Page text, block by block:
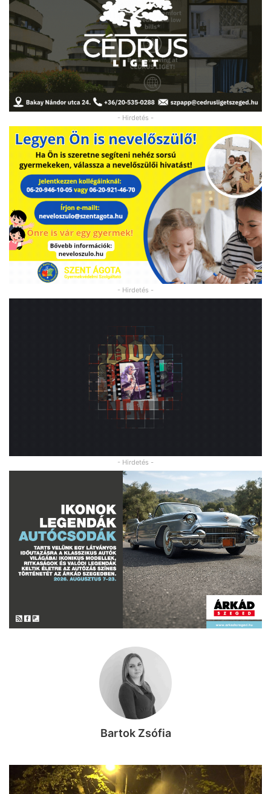
- Hirdetés -
- Hirdetés -
- Hirdetés -
Bartok Zsófia